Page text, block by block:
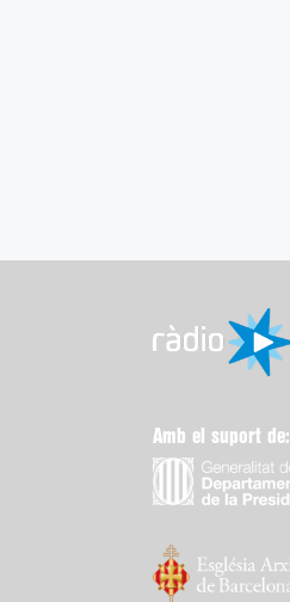
Amb el suport de: